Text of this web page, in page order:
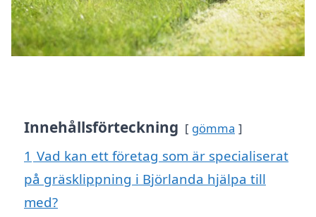
Innehållsförteckning gömma
1 Vad kan ett företag som är specialiserat
på gräsklippning i Björlanda hjälpa till
med?